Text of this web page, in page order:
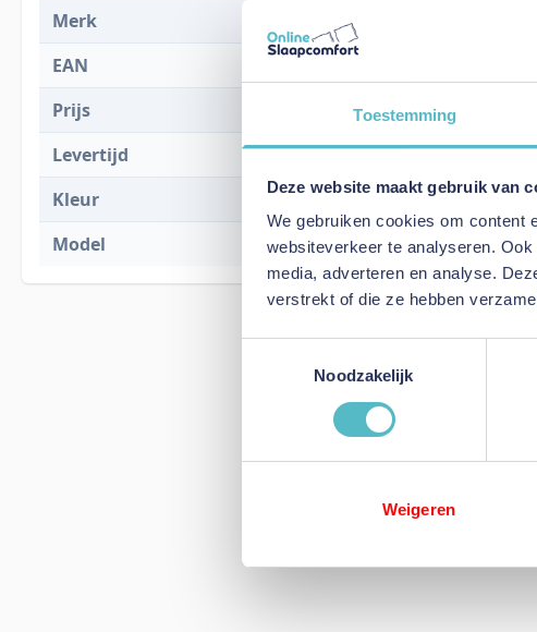
Toestemming
Deze website maakt gebruik van
We gebruiken cookies om content
websiteverkeer te analyseren.
media, adverteren en analyse.
verstrekt of die ze hebben
Noodzakelijk
Weigeren
Merk
EAN
Prijs
€ 2.667,00
Levertijd
15 weken
Kleur
518 Elegance
Model
Cosial 160 Sofa